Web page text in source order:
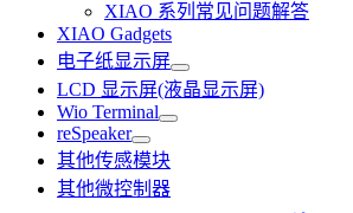
XIAO 系列常见问题解答
XIAO Gadgets
电子纸显示屏
LCD 显示屏(液晶显示屏)
Wio Terminal
reSpeaker
其他传感模块
其他微控制器